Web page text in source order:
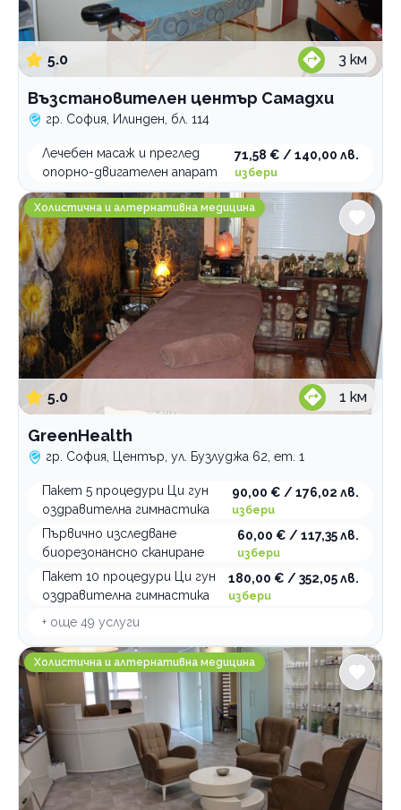
5.0 3 км
Възстановителен център Самадхи
гр. София, Илинден, бл. 114
Лечебен масаж и преглед
опорно-двигателен апарат
71,58 € / 140,00 лв.
избери
GreenHealth
Холистична и алтернативна медицина
5.0 1 км
GreenHealth
гр. София, Център, ул. Бузлуджа 62, ет. 1
Пакет 5 процедури Ци гун
оздравителна гимнастика
90,00 € / 176,02 лв.
избери
Първично изследване
биорезонансно сканиране
60,00 € / 117,35 лв.
избери
Пакет 10 процедури Ци гун
оздравителна гимнастика
180,00 € / 352,05 лв.
избери
+ още 49 услуги
Медицински център Качествен живот
Холистична и алтернативна медицина